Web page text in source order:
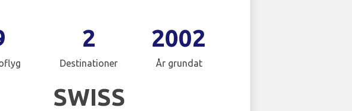
2
Destinationer
2002
År grundat
SWISS